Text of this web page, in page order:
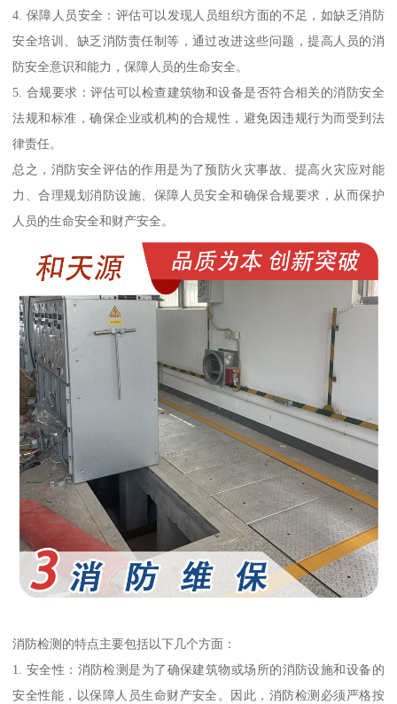
4. 保障人员安全：评估可以发现人员组织方面的不足，如缺乏消防
安全培训、缺乏消防责任制等，通过改进这些问题，提高人员的消
防安全意识和能力，保障人员的生命安全。
5. 合规要求：评估可以检查建筑物和设备是否符合相关的消防安全
法规和标准，确保企业或机构的合规性，避免因违规行为而受到法
律责任。
总之，消防安全评估的作用是为了预防火灾事故、提高火灾应对能
力、合理规划消防设施、保障人员安全和确保合规要求，从而保护
人员的生命安全和财产安全。
消防检测的特点主要包括以下几个方面：
1. 安全性：消防检测是为了确保建筑物或场所的消防设施和设备的
安全性能，以保障人员生命财产安全。因此，消防检测必须严格按